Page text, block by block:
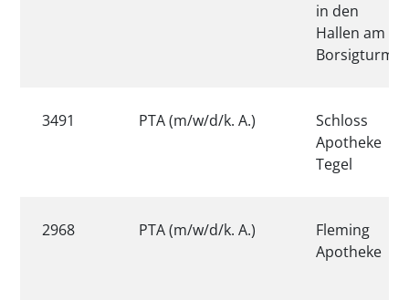
in den
Hallen am
Borsigturm
3491 PTA (m/w/d/k. A.)
Schloss
Apotheke
Tegel
2968 PTA (m/w/d/k. A.)
Fleming
Apotheke